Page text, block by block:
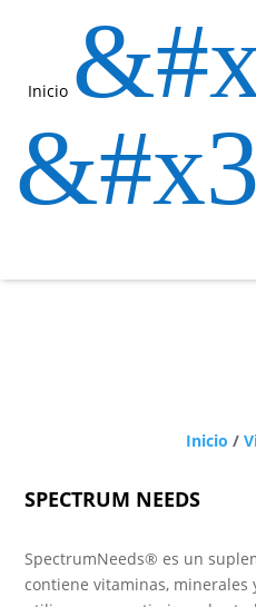
Inicio
Inicio /
SPECTRUM NEEDS
SpectrumNeeds® es un
contiene vitaminas, minerales